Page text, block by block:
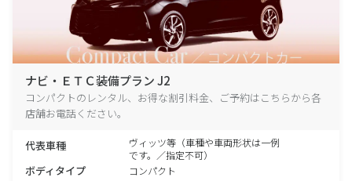
ナビ・ＥＴＣ装備プラン J2
コンパクトのレンタル、お得な割引料金、ご予約はこちらから各
店舗お電話ください。
代表車種
ヴィッツ等（車種や車両形状は一例
です。／指定不可）
ボディタイプ コンパクト